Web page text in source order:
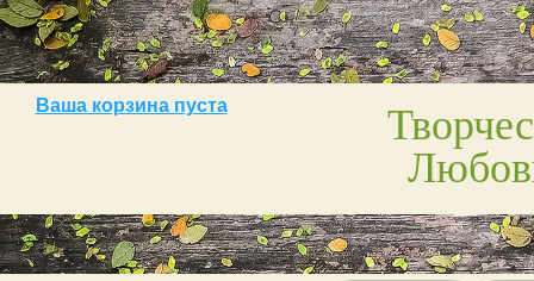
Ваша корзина пуста